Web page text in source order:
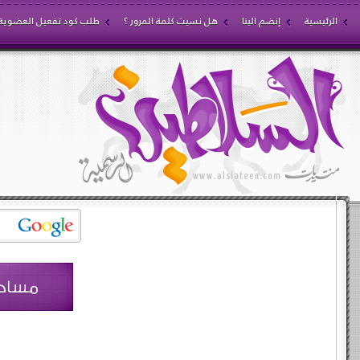
الرئيسية إنضم الينا هل نسيت كلمة المرور ؟ طلب كود تفعيل